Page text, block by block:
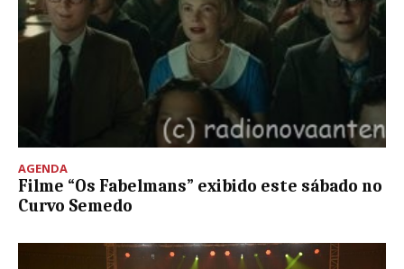
AGENDA
Filme “Os Fabelmans” exibido este sábado no
Curvo Semedo